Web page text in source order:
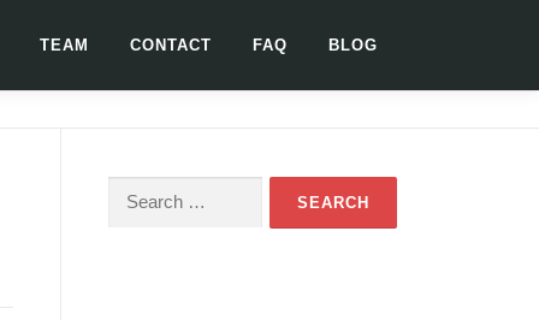
TEAM CONTACT FAQ BLOG
Search